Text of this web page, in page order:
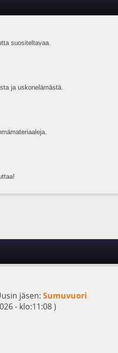
suositeltavaa.
ja uskonelämästä.
jäsen:Sumuvuori
- klo:11:08 )